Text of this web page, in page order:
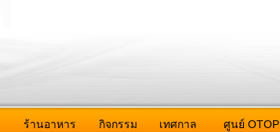
ร้านอาหาร กิจกรรม เทศกาล ศูนย์ OTOP